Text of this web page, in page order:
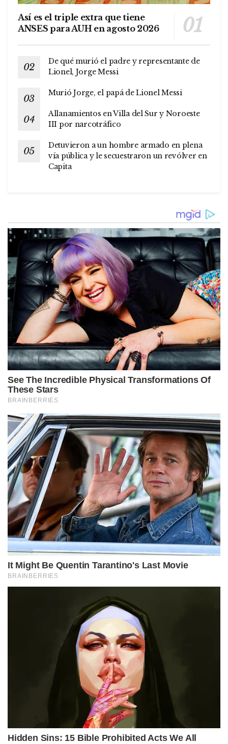
Así es el triple extra que tiene
ANSES para AUH en agosto 2026
De qué murió el padre y representante de
Lionel, Jorge Messi
Murió Jorge, el papá de Lionel Messi
Allanamientos en Villa del Sur y Noroeste
III por narcotráfico
Detuvieron a un hombre armado en plena
vía pública y le secuestraron un revólver en
Capita